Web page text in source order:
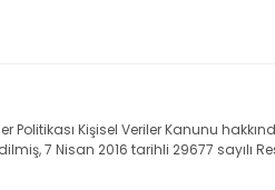
Politikası Kişisel Veriler Kanunu
7 Nisan 2016 tarihli 29677 sayılı